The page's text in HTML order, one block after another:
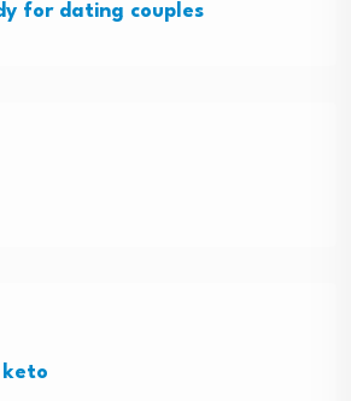
for dating couples
keto